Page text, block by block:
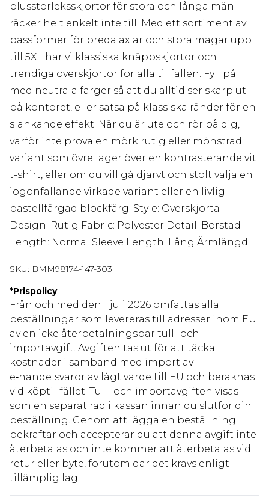
plusstorleksskjortor för stora och långa män
räcker helt enkelt inte till. Med ett sortiment av
passformer för breda axlar och stora magar upp
till 5XL har vi klassiska knäppskjortor och
trendiga overskjortor för alla tillfällen. Fyll på
med neutrala färger så att du alltid ser skarp ut
på kontoret, eller satsa på klassiska ränder för en
slankande effekt. När du är ute och rör på dig,
varför inte prova en mörk rutig eller mönstrad
variant som övre lager över en kontrasterande vit
t-shirt, eller om du vill gå djärvt och stolt välja en
iögonfallande virkade variant eller en livlig
pastellfärgad blockfärg. Style: Overskjorta
Design: Rutig Fabric: Polyester Detail: Borstad
Length: Normal Sleeve Length: Lång Ärmlängd
SKU: BMM98174-147-303
*Prispolicy
Från och med den 1 juli 2026 omfattas alla
beställningar som levereras till adresser inom EU
av en icke återbetalningsbar tull- och
importavgift. Avgiften tas ut för att täcka
kostnader i samband med import av
e‑handelsvaror av lågt värde till EU och beräknas
vid köptillfället. Tull- och importavgiften visas
som en separat rad i kassan innan du slutför din
beställning. Genom att lägga en beställning
bekräftar och accepterar du att denna avgift inte
återbetalas och inte kommer att återbetalas vid
retur eller byte, förutom där det krävs enligt
tillämplig lag.